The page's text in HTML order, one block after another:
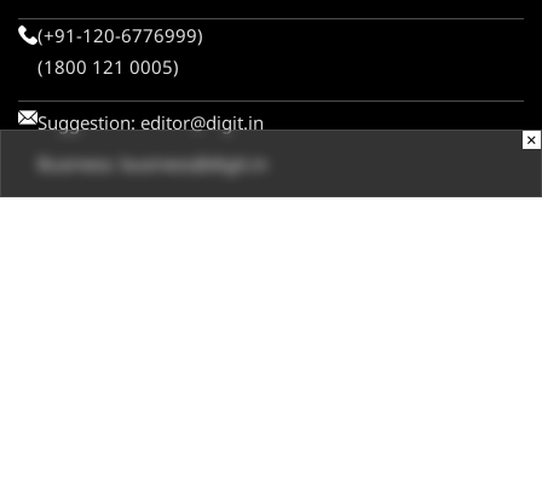
(+91-120-6776999)
(1800 121 0005)
Suggestion: editor@digit.in
Business: business@digit.in
Website:sales@digit.in
×